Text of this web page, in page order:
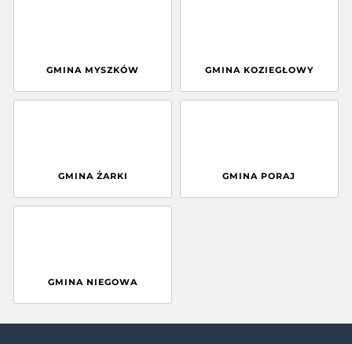
GMINA MYSZKÓW GMINA KOZIEGŁOWY
GMINA ŻARKI GMINA PORAJ
GMINA NIEGOWA